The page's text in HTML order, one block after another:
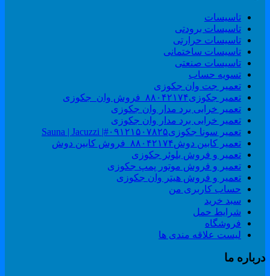
تاسیسات
تاسیسات برودتی
تاسیسات حرارتی
تاسیسات ساختمانی
تاسیسات صنعتی
تسویه حساب
تعمیر جت وان جکوزی
تعمیر جکوزی۸۸۰۴۲۱۷۴_فروش وان_جکوزی
تعمیر خرابی برد مدار وان جکوزی
تعمیر خرابی برد مدار وان جکوزی
تعمیر سونا جکوزی۰۹۱۲۱۵۰۷۸۲۵#| Sauna | Jacuzzi
تعمیر کابین دوش۸۸۰۴۲۱۷۴_فروش کابین دوش
تعمیر و فروش بلوئر جکوزی
تعمیر و فروش موتور پمپ جکوزی
تعمیر و فروش هیتر وان جکوزی
حساب کاربری من
سبد خرید
شرایط حمل
فروشگاه
لیست علاقه مندی ها
ما